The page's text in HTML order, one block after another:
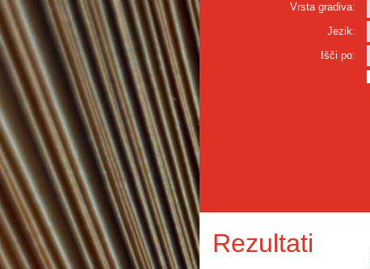
Vrsta gradiva:
Jezik:
Išči po:
Rezultati